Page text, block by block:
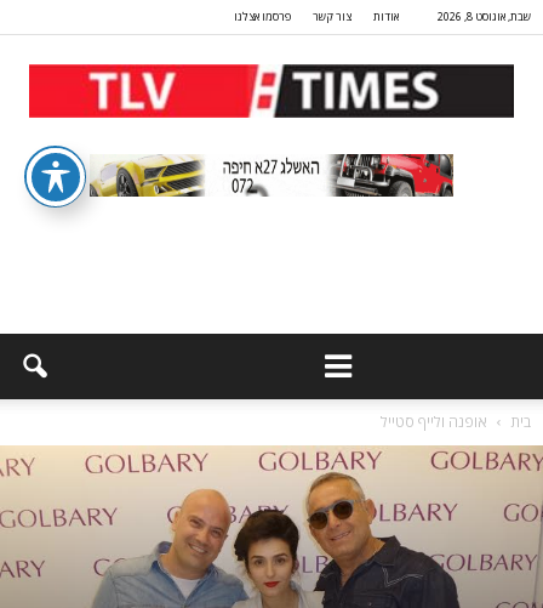
שבת, אוגוסט 8, 2026 אודות צור קשר פרסמו אצלנו
בית אופנה ולייף סטייל